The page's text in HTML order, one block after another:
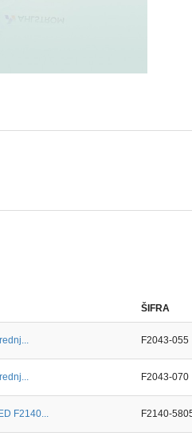
ŠIFRA
F2043-055
F2043-070
F2140... F2140-